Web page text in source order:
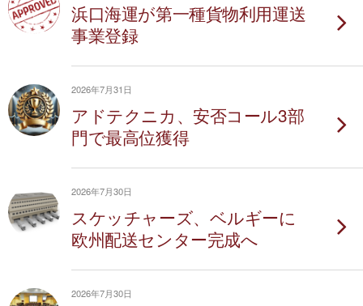
浜口海運が第一種貨物利用運送
事業登録
2026年7月31日
アドテクニカ、安否コール3部
門で最高位獲得
2026年7月30日
スケッチャーズ、ベルギーに
欧州配送センター完成へ
2026年7月30日